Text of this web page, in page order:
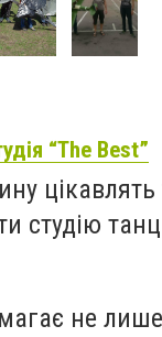
“The Best”
цікавлять
студію
не